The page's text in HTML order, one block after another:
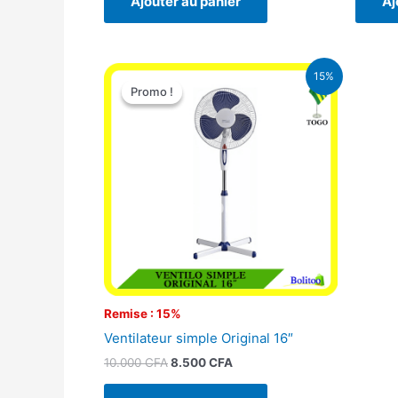
15%
Promo !
Remise : 15%
Promo !
Ventilateur simple Original 16″
10.000CFA
Le
prix
initial
était :
10.000 CFA.
8.500CFA
Le
actuel
est :
8.500 CFA.